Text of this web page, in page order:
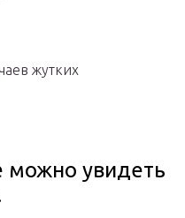
жутких
можно увидеть